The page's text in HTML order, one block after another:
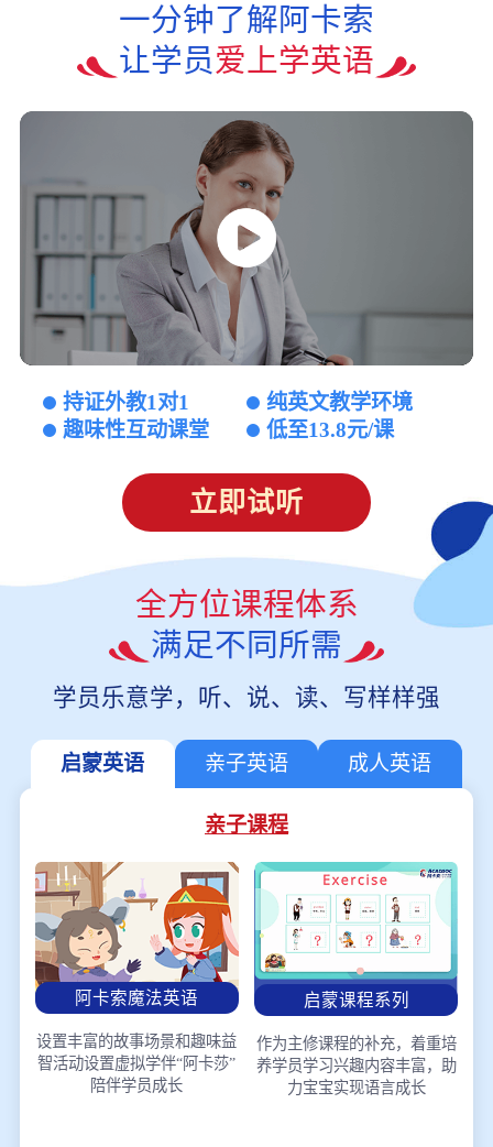
一分钟了解阿卡索
让学员爱上学英语
持证外教1对1
纯英文教学环境
趣味性互动课堂
低至13.8元/课
立即试听
全方位课程体系
满足不同所需
学员乐意学，听、说、读、写样样强
启蒙英语 亲子英语 成人英语
亲子课程
阿卡索魔法英语
设置丰富的故事场景和趣味益
智活动设置虚拟学伴“阿卡莎”
陪伴学员成长
启蒙课程系列
作为主修课程的补充，着重培
养学员学习兴趣内容丰富，助
力宝宝实现语言成长